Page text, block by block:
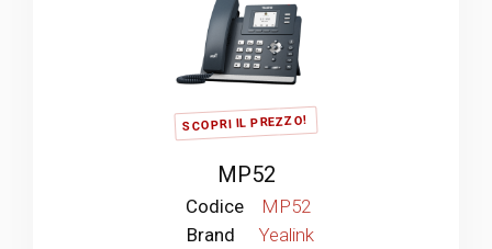
SCOPRI IL PREZZO!
MP52
Codice
MP52
Brand
Yealink